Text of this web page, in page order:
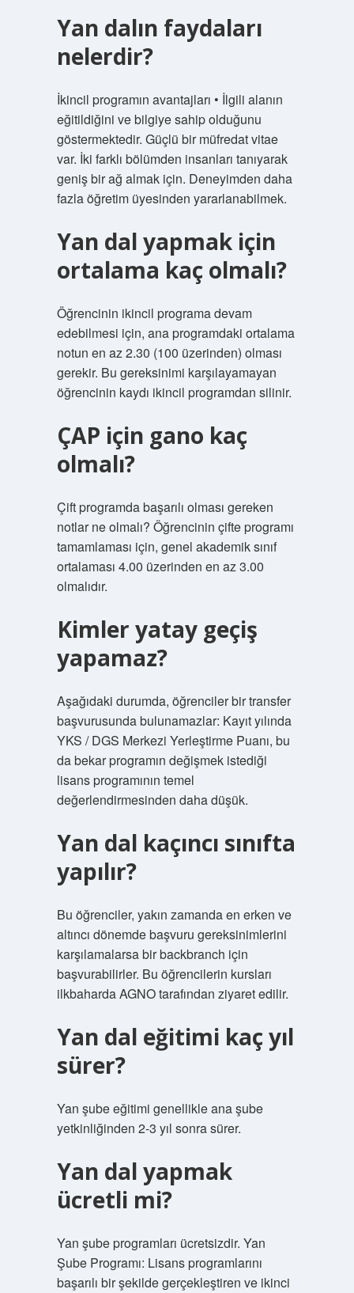
Yan dalın faydaları
nelerdir?
İkincil programın avantajları • İlgili alanın
eğitildiğini ve bilgiye sahip olduğunu
göstermektedir. Güçlü bir müfredat vitae
var. İki farklı bölümden insanları tanıyarak
geniş bir ağ almak için. Deneyimden daha
fazla öğretim üyesinden yararlanabilmek.
Yan dal yapmak için
ortalama kaç olmalı?
Öğrencinin ikincil programa devam
edebilmesi için, ana programdaki ortalama
notun en az 2.30 (100 üzerinden) olması
gerekir. Bu gereksinimi karşılayamayan
öğrencinin kaydı ikincil programdan silinir.
ÇAP için gano kaç
olmalı?
Çift programda başarılı olması gereken
notlar ne olmalı? Öğrencinin çifte programı
tamamlaması için, genel akademik sınıf
ortalaması 4.00 üzerinden en az 3.00
olmalıdır.
Kimler yatay geçiş
yapamaz?
Aşağıdaki durumda, öğrenciler bir transfer
başvurusunda bulunamazlar: Kayıt yılında
YKS / DGS Merkezi Yerleştirme Puanı, bu
da bekar programın değişmek istediği
lisans programının temel
değerlendirmesinden daha düşük.
Yan dal kaçıncı sınıfta
yapılır?
Bu öğrenciler, yakın zamanda en erken ve
altıncı dönemde başvuru gereksinimlerini
karşılamalarsa bir backbranch için
başvurabilirler. Bu öğrencilerin kursları
ilkbaharda AGNO tarafından ziyaret edilir.
Yan dal eğitimi kaç yıl
sürer?
Yan şube eğitimi genellikle ana şube
yetkinliğinden 2-3 yıl sonra sürer.
Yan dal yapmak
ücretli mi?
Yan şube programları ücretsizdir. Yan
Şube Programı: Lisans programlarını
başarılı bir şekilde gerçekleştiren ve ikinci